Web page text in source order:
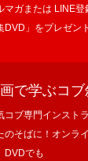
マガまたは LINE
DVD」をプレゼント
で学ぶコ
コブ専門インスト
のそばに！オンラ
DVDでも